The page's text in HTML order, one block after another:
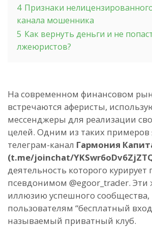
4 Признаки
канала мошенника
5 Как вернуть деньги и не
лжеюристов?
На современном финансовом
встречаются аферисты,
мессенджеры для реализации
целей. Одним из таких примеров
телеграм-канал Гармония
(t.me/joinchat/
деятельность которого
псевдонимом @egoor_trader. Эти
иллюзию успешного сообщества,
пользователям “бесплатный
называемый приватный клуб.